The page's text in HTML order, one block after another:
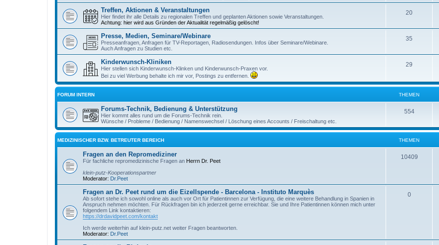
Treffen, Aktionen & Veranstaltungen
Hier findet ihr alle Details zu regionalen Treffen und geplanten Aktionen sowie Veranstaltungen.
Achtung: hier wird aus Gründen der Aktualität regelmäßig gelöscht!
20
Presse, Medien, Seminare/Webinare
Presseanfragen, Anfragen für TV-Reportagen, Radiosendungen. Infos über Seminare/Webinare.
Auch Anfragen zu Studien etc.
35
Kinderwunsch-Kliniken
Hier stellen sich Kinderwunsch-Klinken und Kinderwunsch-Praxen vor.
Bei zu viel Werbung behalte ich mir vor, Postings zu entfernen.
29
FORUM INTERN THEMEN
Forums-Technik, Bedienung & Unterstützung
Hier kommt alles rund um die Forums-Technik rein.
Wünsche / Probleme / Bedienung / Namenswechsel / Löschung eines Accounts / Freischaltung etc.
554
MEDIZINISCHER BZW. BETREUTER BEREICH THEMEN
Fragen an den Repromediziner
Für fachliche repromedizinische Fragen an Herrn Dr. Peet
klein-putz-Kooperationspartner
Moderator: Dr.Peet
10409
Fragen an Dr. Peet rund um die Eizellspende - Barcelona - Instituto Marquès
Ab sofort stehe ich sowohl online als auch vor Ort für Patientinnen zur Verfügung, die eine weitere Behandlung in Spanien in
Anspruch nehmen möchten. Für Rückfragen bin ich jederzeit gerne erreichbar. Sie und Ihre Patientinnen können mich unter
folgendem Link kontaktieren:
https://drdavidpeet.com/kontakt
Ich werde weiterhin auf klein-putz.net weiter Fragen beantworten.
Moderator: Dr.Peet
0